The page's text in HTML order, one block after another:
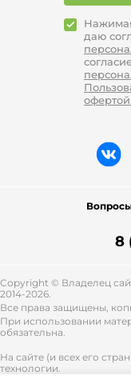
даю
офертой.
8
Copyright © Владелец
2014-2026.
Все права защищены,
При использовании
обязательна.
На сайте (и всех его
технологии.